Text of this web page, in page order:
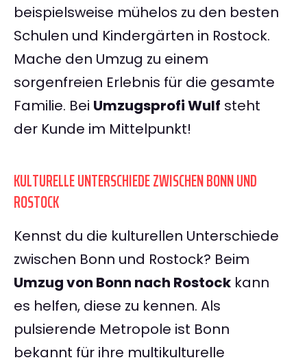
beispielsweise mühelos zu den besten
Schulen und Kindergärten in Rostock.
Mache den Umzug zu einem
sorgenfreien Erlebnis für die gesamte
Familie. Bei Umzugsprofi Wulf steht
der Kunde im Mittelpunkt!
KULTURELLE UNTERSCHIEDE ZWISCHEN BONN UND
ROSTOCK
Kennst du die kulturellen Unterschiede
zwischen Bonn und Rostock? Beim
Umzug von Bonn nach Rostock kann
es helfen, diese zu kennen. Als
pulsierende Metropole ist Bonn
bekannt für ihre multikulturelle